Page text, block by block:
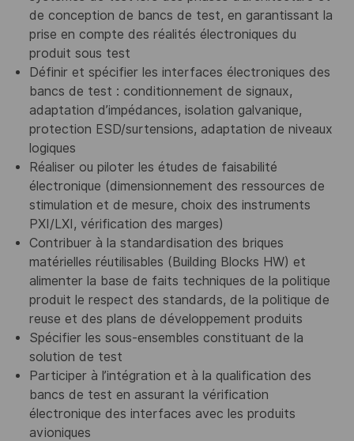
de conception de bancs de test, en garantissant la
prise en compte des réalités électroniques du
produit sous test
Définir et spécifier les interfaces électroniques des
bancs de test : conditionnement de signaux,
adaptation d’impédances, isolation galvanique,
protection ESD/surtensions, adaptation de niveaux
logiques
Réaliser ou piloter les études de faisabilité
électronique (dimensionnement des ressources de
stimulation et de mesure, choix des instruments
PXI/LXI, vérification des marges)
Contribuer à la standardisation des briques
matérielles réutilisables (Building Blocks HW) et
alimenter la base de faits techniques de la politique
produit le respect des standards, de la politique de
reuse et des plans de développement produits
Spécifier les sous-ensembles constituant de la
solution de test
Participer à l’intégration et à la qualification des
bancs de test en assurant la vérification
électronique des interfaces avec les produits
avioniques